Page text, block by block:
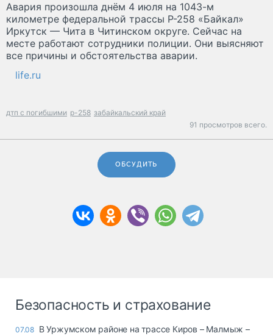
Авария произошла днём 4 июля на 1043-м
километре федеральной трассы Р-258 «Байкал»
Иркутск — Чита в Читинском округе. Сейчас на
месте работают сотрудники полиции. Они выясняют
все причины и обстоятельства аварии.
life.ru
дтп с погибшими р-258 забайкальский край
91 просмотров всего.
ОБСУДИТЬ
Безопасность и страхование
07.08 В Уржумском районе на трассе Киров – Малмыж –